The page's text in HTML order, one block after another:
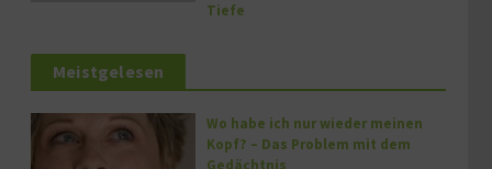
Tiefe
Meistgelesen
Wo habe ich nur wieder meinen
Kopf? – Das Problem mit dem
Gedächtnis